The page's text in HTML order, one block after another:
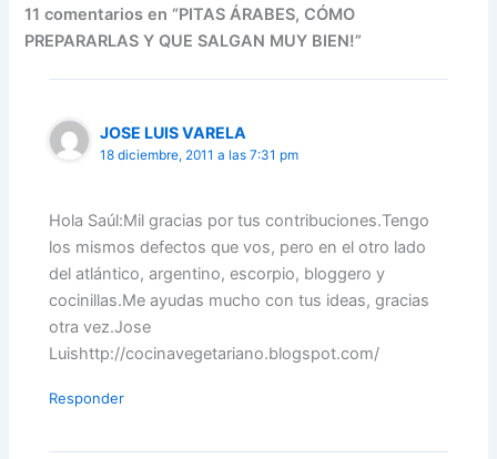
11 comentarios en “PITAS ÁRABES, CÓMO
PREPARARLAS Y QUE SALGAN MUY BIEN!”
JOSE LUIS VARELA
18 diciembre, 2011 a las 7:31 pm
Hola Saúl:Mil gracias por tus contribuciones.Tengo
los mismos defectos que vos, pero en el otro lado
del atlántico, argentino, escorpio, bloggero y
cocinillas.Me ayudas mucho con tus ideas, gracias
otra vez.Jose
Luishttp://cocinavegetariano.blogspot.com/
Responder